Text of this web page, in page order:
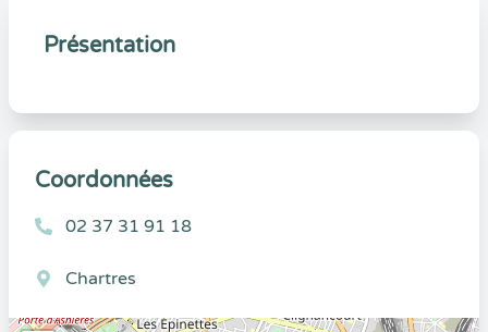
Présentation
Coordonnées
02 37 31 91 18
Chartres